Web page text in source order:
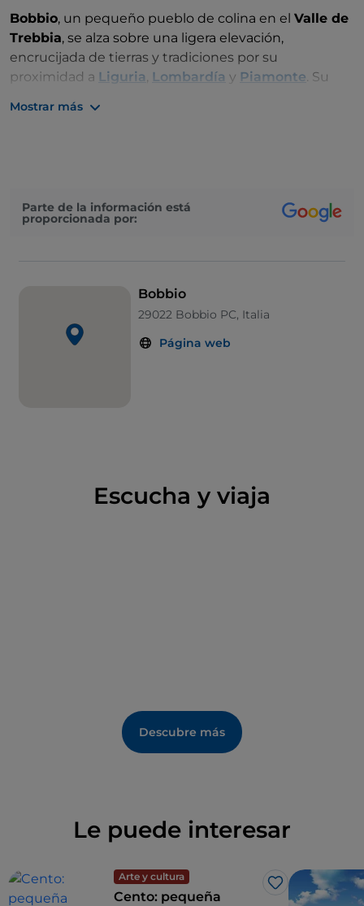
Bobbio, un pequeño pueblo de colina en el Valle de
Trebbia, se alza sobre una ligera elevación,
encrucijada de tierras y tradiciones por su
proximidad a Liguria, Lombardía y Piamonte. Su
escucharlos.
Mostrar más
Parte de la información está
proporcionada por:
Bobbio
29022 Bobbio PC, Italia
Página web
Escucha y viaja
Descubre más
Le puede interesar
Arte y cultura
Me gusta
Cento: pequeña